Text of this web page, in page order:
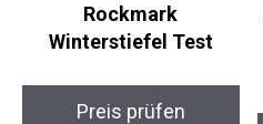
Rockmark
Winterstiefel Test
Preis prüfen